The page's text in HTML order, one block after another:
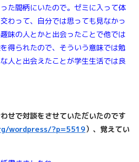
た間柄にいたので。ゼミに入って体
わって、自分では思っても見なかっ
味の人とかと出会ったことで他では
得られたので、そういう意味では勉
人と出会えたことが学生生活では良
せで対談をさせていただいたのです
wordpress/?p=5519）、覚えてい